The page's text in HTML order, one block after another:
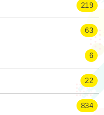
219
63
6
22
834